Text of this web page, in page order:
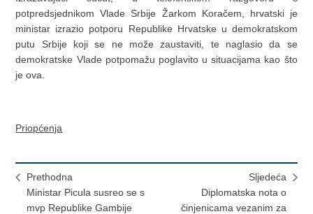
potpredsjednikom Vlade Srbije Žarkom Koračem, hrvatski je
ministar izrazio potporu Republike Hrvatske u demokratskom
putu Srbije koji se ne može zaustaviti, te naglasio da se
demokratske Vlade potpomažu poglavito u situacijama kao što
je ova.
Priopćenja
Prethodna
Ministar Picula susreo se s
mvp Republike Gambije
Sljedeća
Diplomatska nota o
činjenicama vezanim za